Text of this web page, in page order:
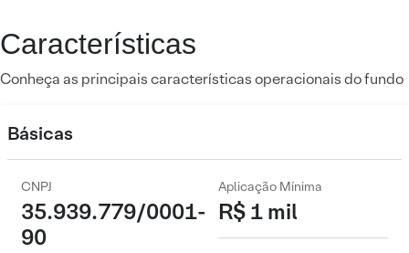
Características
Conheça as principais características operacionais do fundo
Básicas
CNPJ
35.939.779/0001-
90
Aplicação Mínima
R$ 1 mil